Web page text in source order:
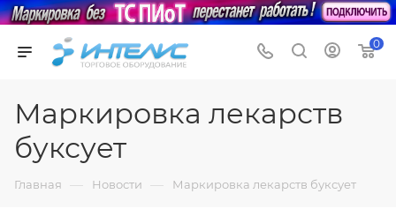
0
Маркировка лекарств
буксует
Главная — Новости — Маркировка лекарств буксует